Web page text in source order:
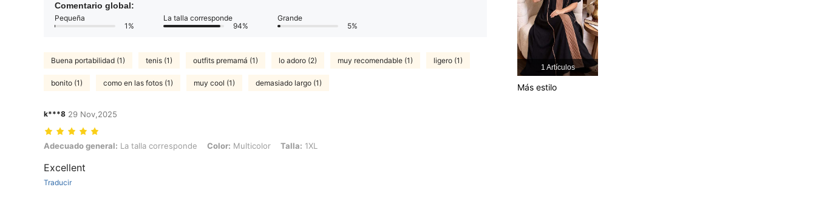
Comentario global:
Pequeña
1%
La talla corresponde
94%
Grande
5%
Buena portabilidad (1) tenis (1) outfits premamá (1) lo adoro (2) muy recomendable (1) ligero (1)
bonito (1) como en las fotos (1) muy cool (1) demasiado largo (1)
k***8 29 Nov,2025
Adecuado general: La talla corresponde, Color: Multicolor, Talla: 1XL
Adecuado general: La talla corresponde Color: Multicolor Talla: 1XL
Excellent
Traducir
4.77
4.77
4.77
1 Artículos
Más estilo